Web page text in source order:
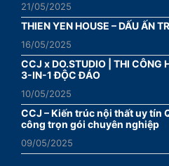
21/05/2025
THIEN YEN HOUSE – DẤU ẤN
16/05/2025
CCJ x DO.STUDIO | THI CÔNG
3-IN-1 ĐỘC ĐÁO
10/05/2025
CCJ – Kiến trúc nội thất uy tín
công trọn gói chuyên nghiệp
09/05/2025